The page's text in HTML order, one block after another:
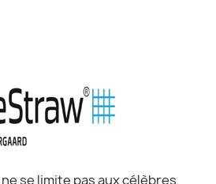
ne se limite pas aux célèbres